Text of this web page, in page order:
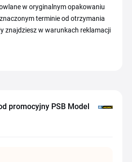
w oryginalnym opakowaniu
terminie od otrzymania
znajdziesz w warunkach reklamacji
promocyjny PSB Model